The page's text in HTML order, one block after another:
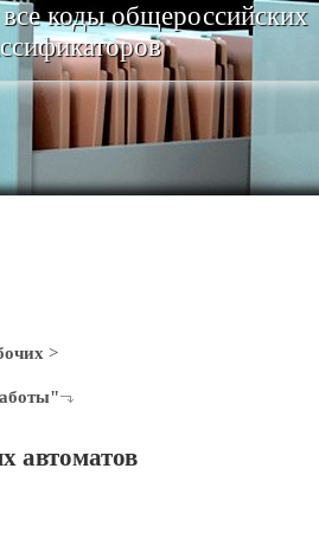
коды общероссийских
>
автоматов